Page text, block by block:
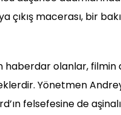
çıkış macerası, bir
haberdar olanlar,
Yönetmen
felsefesine de